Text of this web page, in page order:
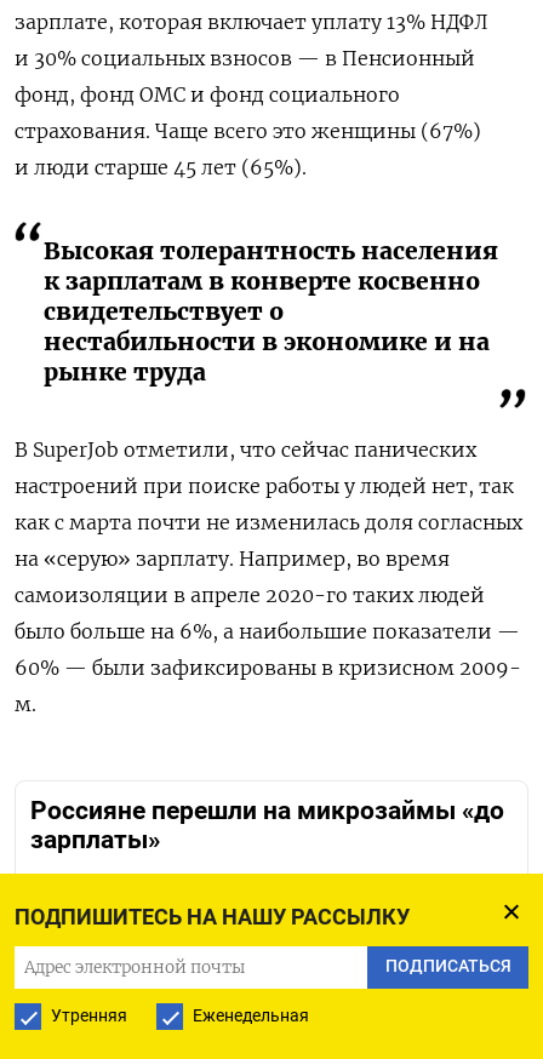
ПОДПИШИТЕСЬ НА НАШУ РАССЫЛКУ
ПОДПИСАТЬСЯ
Утренняя Еженедельная
зарплате, которая включает уплату 13% НДФЛ
и 30% социальных взносов — в Пенсионный
фонд, фонд ОМС и фонд социального
страхования. Чаще всего это женщины (67%)
и люди старше 45 лет (65%).
Высокая толерантность населения
к зарплатам в конверте косвенно
свидетельствует о
нестабильности в экономике и на
рынке труда
В SuperJob отметили, что сейчас панических
настроений при поиске работы у людей нет, так
как с марта почти не изменилась доля согласных
на «серую» зарплату. Например, во время
самоизоляции в апреле 2020-го таких людей
было больше на 6%, а наибольшие показатели —
60% — были зафиксированы в кризисном 2009-
м.
Россияне перешли на микрозаймы «до
зарплаты»
Ранее почти 40% россиян признались
им зарплаты не хватает на жизнь. Еще 38%
граждан с трудом сводят концы с концами.